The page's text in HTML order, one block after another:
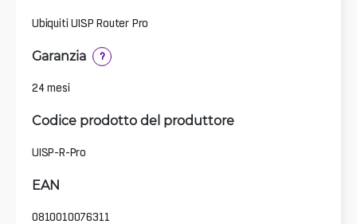
Ubiquiti UISP Router Pro
Garanzia ?
24 mesi
Codice prodotto del produttore
UISP-R-Pro
EAN
0810010076311